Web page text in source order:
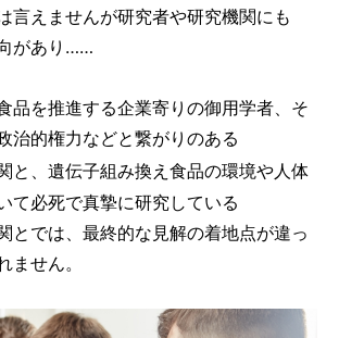
言えませんが研究者や研究機関にも
があり……
品を推進する企業寄りの御用学者、そ
治的権力などと繋がりのある
と
、遺伝子組み換え食品の環境や人体
て必死で真摯に研究している
とでは、最終的な見解の着地点が違っ
ません。